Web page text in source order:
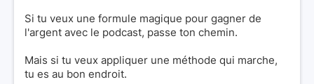
Si tu veux une formule magique pour gagner de
l'argent avec le podcast, passe ton chemin.
Mais si tu veux appliquer une méthode qui marche,
tu es au bon endroit.